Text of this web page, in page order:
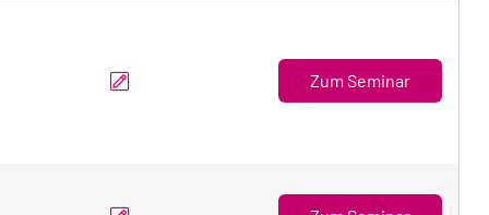
Zum Seminar:"Beamte
im